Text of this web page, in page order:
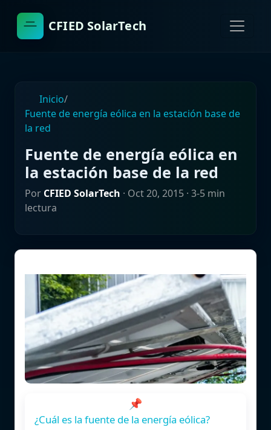
CFIED SolarTech
Inicio/
Fuente de energía eólica en la estación base de
la red
Fuente de energía eólica en
la estación base de la red
Por CFIED SolarTech · Oct 20, 2015 · 3-5 min
lectura
📌
¿Cuál es la fuente de la energía eólica?